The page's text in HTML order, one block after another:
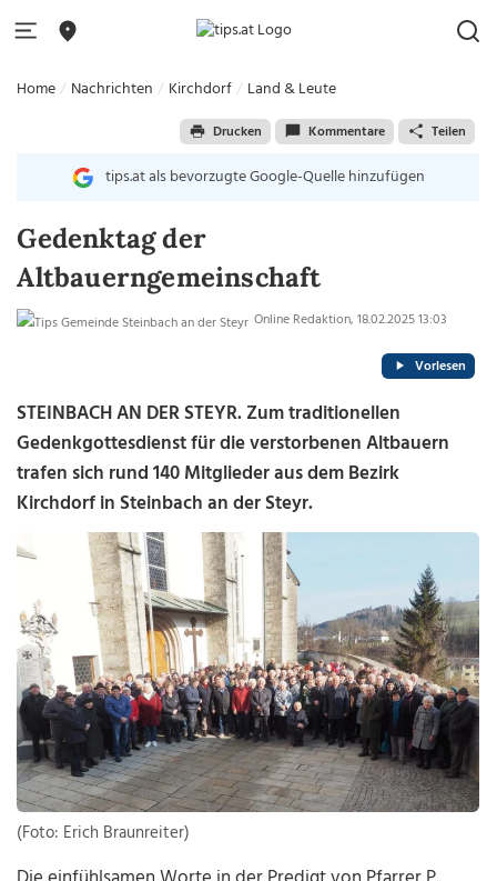
Home Nachrichten Kirchdorf Land & Leute
Drucken Kommentare Teilen
tips.at als bevorzugte Google-Quelle hinzufügen
Gedenktag der
Altbauerngemeinschaft
Online Redaktion, 18.02.2025 13:03
Vorlesen
STEINBACH AN DER STEYR. Zum traditionellen
Gedenkgottesdienst für die verstorbenen Altbauern
trafen sich rund 140 Mitglieder aus dem Bezirk
Kirchdorf in Steinbach an der Steyr.
(Foto: Erich Braunreiter)